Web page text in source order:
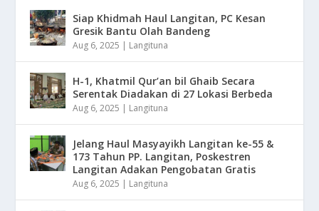
Siap Khidmah Haul Langitan, PC Kesan
Gresik Bantu Olah Bandeng
Aug 6, 2025 | Langituna
H-1, Khatmil Qur’an bil Ghaib Secara
Serentak Diadakan di 27 Lokasi Berbeda
Aug 6, 2025 | Langituna
Jelang Haul Masyayikh Langitan ke-55 &
173 Tahun PP. Langitan, Poskestren
Langitan Adakan Pengobatan Gratis
Aug 6, 2025 | Langituna